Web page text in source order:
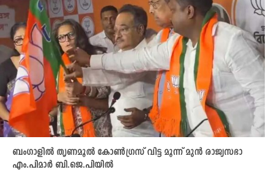
ബംഗാളിൽ തൃണമൂൽ കോൺഗ്രസ് വിട്ട മൂന്ന് മുൻ രാജ്യസഭാ
എം.പിമാർ ബി.ജെ.പിയിൽ